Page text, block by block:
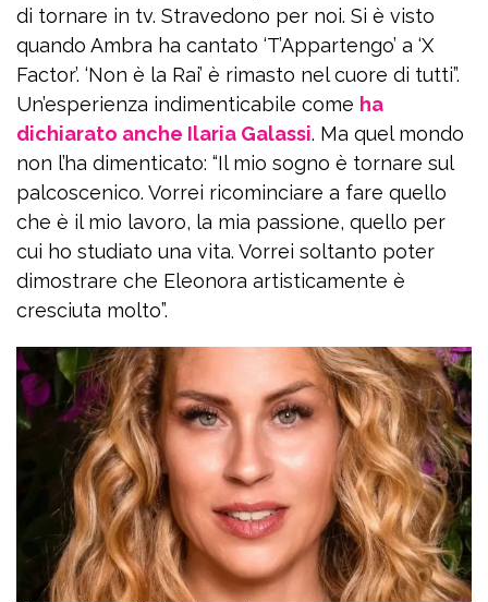
di tornare in tv. Stravedono per noi. Si è visto
quando Ambra ha cantato ‘T’Appartengo’ a ‘X
Factor’. ‘Non è la Rai’ è rimasto nel cuore di tutti”.
Un’esperienza indimenticabile come ha
dichiarato anche Ilaria Galassi. Ma quel mondo
non l’ha dimenticato: “Il mio sogno è tornare sul
palcoscenico. Vorrei ricominciare a fare quello
che è il mio lavoro, la mia passione, quello per
cui ho studiato una vita. Vorrei soltanto poter
dimostrare che Eleonora artisticamente è
cresciuta molto”.